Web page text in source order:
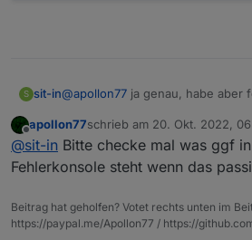
S sit-in@apollon77 ja genau, habe aber
kann.
Ich habe noch ein Problem...
Die Cloud-Verbindung bricht
irgendetwas mache, sei es in der
erscheint der ladebalken.
Sekunden, manchmal auch erst
Offline
apollon77schrieb am 20. Okt. 2022,
zuletzt editiert von
@sit-in Bitte checke mal was ggf
Fehlerkonsole steht wenn das
Beitrag hat geholfen? Votet rechts unten im
https://paypal.me/Apollon77 / https://